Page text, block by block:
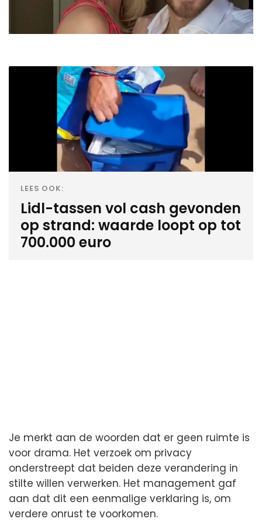
LEES OOK:
Lidl-tassen vol cash gevonden
op strand: waarde loopt op tot
700.000 euro
Je merkt aan de woorden dat er geen ruimte is
voor drama. Het verzoek om privacy
onderstreept dat beiden deze verandering in
stilte willen verwerken. Het management gaf
aan dat dit een eenmalige verklaring is, om
verdere onrust te voorkomen.